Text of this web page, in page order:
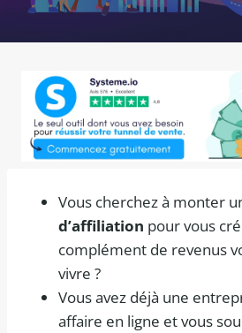
Vous cherchez à monter
d’affiliation pour vous
complément de revenus
vivre ?
Vous avez déjà une
affaire en ligne et vous